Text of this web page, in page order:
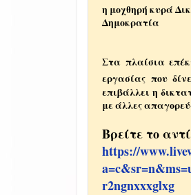
η
Δημοκρατία
Στα πλαίσια
εργασίας που
επιβάλλει η
με άλλες
Βρείτε το
https://
r2ngnxxxglxg